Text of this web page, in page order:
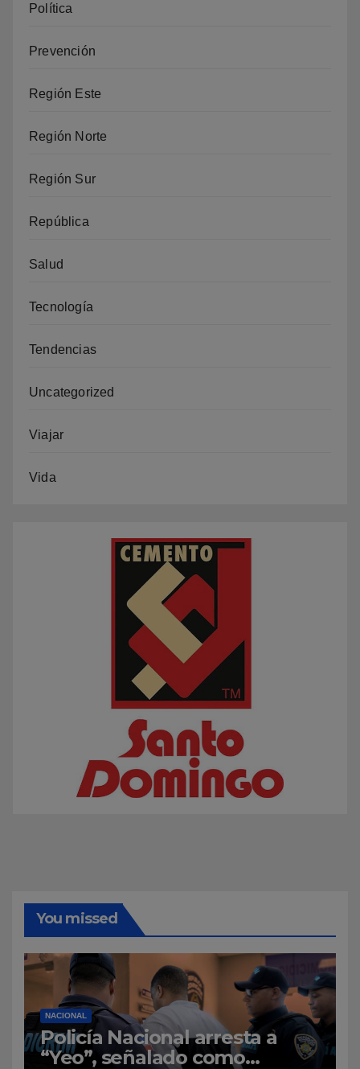
Política
Prevención
Región Este
Región Norte
Región Sur
República
Salud
Tecnología
Tendencias
Uncategorized
Viajar
Vida
You missed
NACIONAL
Policía Nacional arresta a
“Yeo”, señalado como